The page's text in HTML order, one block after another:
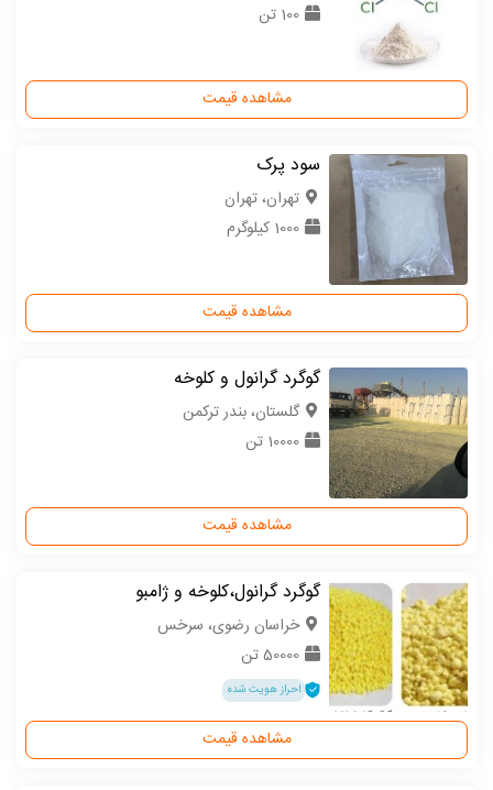
100 تن
مشاهده قیمت
سود پرک
تهران، تهران
1000 کیلوگرم
مشاهده قیمت
گوگرد گرانول و کلوخه
گلستان، بندر ترکمن
10000 تن
مشاهده قیمت
گوگرد گرانول،کلوخه و ژامبو
خراسان رضوی، سرخس
50000 تن
احراز هویت شده
مشاهده قیمت